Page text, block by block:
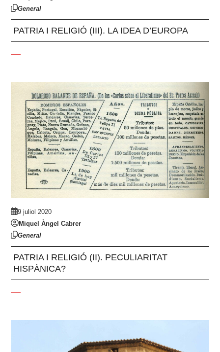
General
PATRIA I RELIGIÓ (III). LA IDEA D’EUROPA
9 juliol 2020
Miquel Àngel Cabrer
General
PATRIA I RELIGIÓ (II). PECULIARITAT
HISPÀNICA?